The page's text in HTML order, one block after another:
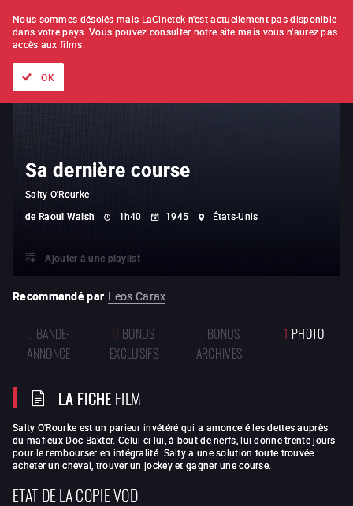
À L'UNITÉ ABONNEMENT
Sa dernière course
Salty O'Rourke
de Raoul Walsh 1h40 1945 États-Unis
Ajouter à une playlist
Recommandé par Leos Carax
0 BANDE-
ANNONCE
0 BONUS
EXCLUSIFS
0 BONUS
ARCHIVES
1 PHOTO
LA FICHEFILM
Salty O'Rourke est un parieur invétéré qui a amoncelé les dettes auprès
du mafieux Doc Baxter. Celui-ci lui, à bout de nerfs, lui donne trente jours
pour le rembourser en intégralité. Salty a une solution toute trouvée :
acheter un cheval, trouver un jockey et gagner une course.
ETAT DE LA COPIE VOD
Nous sommes désolés mais LaCinetek n'est actuellement pas disponible
dans votre pays. Vous pouvez consulter notre site mais vous n'aurez pas
accès aux films.
OK